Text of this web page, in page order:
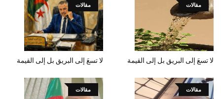
مقالات
لا تسعَ إلى البريق بل إلى القيمة
مقالات
لا تسعَ إلى البريق بل إلى القيمة
مقالات مقالات